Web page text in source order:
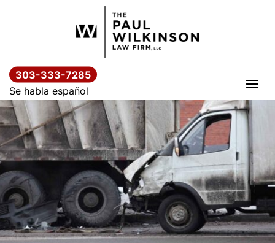
303-333-7285
Se habla español